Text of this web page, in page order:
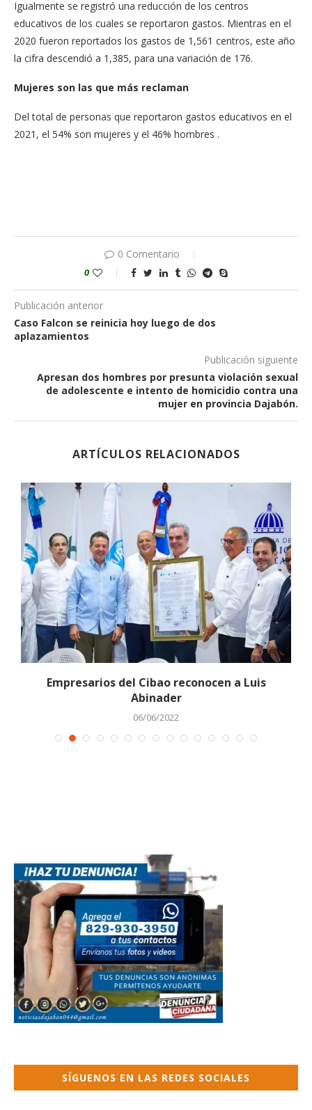
Igualmente se registró una reducción de los centros
educativos de los cuales se reportaron gastos. Mientras en el
2020 fueron reportados los gastos de 1,561 centros, este año
la cifra descendió a 1,385, para una variación de 176.
Mujeres son las que más reclaman
Del total de personas que reportaron gastos educativos en el
2021, el 54% son mujeres y el 46% hombres .
0 Comentario
0
Publicación anterior
Caso Falcon se reinicia hoy luego de dos
aplazamientos
Publicación siguiente
Apresan dos hombres por presunta violación sexual
de adolescente e intento de homicidio contra una
mujer en provincia Dajabón.
ARTÍCULOS RELACIONADOS
Empresarios del Cibao reconocen a Luis
Abinader
06/06/2022
SÍGUENOS EN LAS REDES SOCIALES